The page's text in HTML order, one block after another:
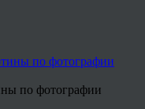
по фотографии